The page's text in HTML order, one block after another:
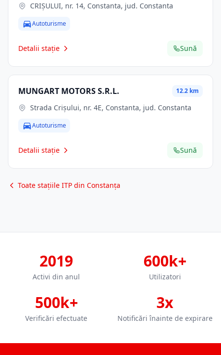
CRIŞULUI, nr. 14, Constanta, jud. Constanta
Autoturisme
Detalii stație Sună
MUNGART MOTORS S.R.L. 12.2 km
Strada Crișului, nr. 4E, Constanta, jud. Constanta
Autoturisme
Detalii stație Sună
Toate stațiile ITP din Constanța
2019
Activi din anul
600k+
Utilizatori
500k+
Verificări efectuate
3x
Notificări înainte de expirare